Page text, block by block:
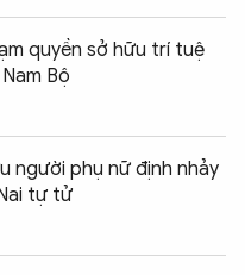
quyền sở hữu trí tuệ
Bộ
người phụ nữ định nhảy
tự tử